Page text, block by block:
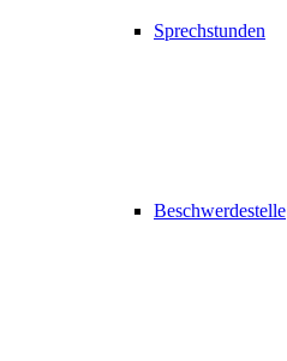
Sprechstunden
Beschwerdestelle